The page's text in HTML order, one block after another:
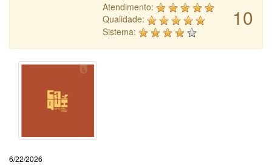
10
Atendimento:
Qualidade:
Sistema:
6/22/2026